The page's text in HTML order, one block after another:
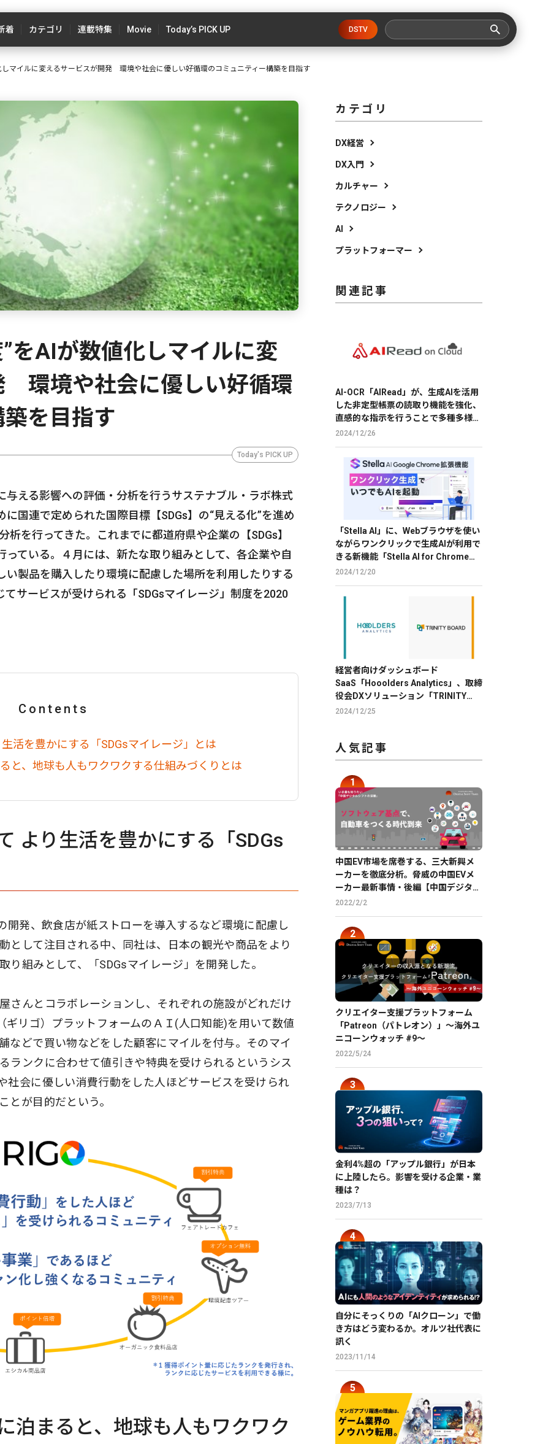
着 カテゴリ 連載特集 Movie Today’s PICK UP DSTV
しマイルに変えるサービスが開発 環境や社会に優しい好循環のコミュニティー構築を目指す
をAIが数値化しマイルに変
環境や社会に優しい好循環
を目指す
Today's PICK UP
える影響への評価・分析を行うサステナブル・ラボ株式
国連で定められた国際目標【SDGs】の“見える化”を進め
を行ってきた。これまでに都道府県や企業の【SDGs】
ている。４月には、新たな取り組みとして、各企業や自
製品を購入したり環境に配慮した場所を利用したりする
サービスが受けられる「SDGsマイレージ」制度を2020
Contents
活を豊かにする「SDGsマイレージ」とは
と、地球も人もワクワクする仕組みづくりとは
より生活を豊かにする「SDGs
開発、飲食店が紙ストローを導入するなど環境に配慮し
として注目される中、同社は、日本の観光や商品をより
組みとして、「SDGsマイレージ」を開発した。
さんとコラボレーションし、それぞれの施設がどれだけ
ギリゴ）プラットフォームのＡＩ(人口知能)を用いて数値
などで買い物などをした顧客にマイルを付与。そのマイ
ランクに合わせて値引きや特典を受けられるというシス
社会に優しい消費行動をした人ほどサービスを受けられ
とが目的だという。
泊まると、地球も人もワクワク
カテゴリ
DX経営
DX入門
カルチャー
テクノロジー
AI
プラットフォーマー
関連記事
AI-OCR「AIRead」が、生成AIを活用
した非定型帳票の読取り機能を強化、
直感的な指示を行うことで多種多様な
帳票の読取りを実現
2024/12/26
「Stella AI」に、Webブラウザを使い
ながらワンクリックで生成AIが利用で
きる新機能「Stella AI for Chrome」
のβ版を提供
2024/12/20
経営者向けダッシュボード
SaaS「Hooolders Analytics」、取締
役会DXソリューション「TRINITY
BOARD」に株価分析機能を提供
2024/12/25
人気記事
中国EV市場を席巻する、三大新興メ
ーカーを徹底分析。脅威の中国EVメ
ーカー最新事情・後編【中国デジタル
企業最前線】
2022/2/2
クリエイター支援プラットフォーム
「Patreon（パトレオン）」〜海外ユ
ニコーンウォッチ #9〜
2022/5/24
金利4%超の「アップル銀行」が日本
に上陸したら。影響を受ける企業・業
種は？
2023/7/13
自分にそっくりの「AIクローン」で働
き方はどう変わるか。オルツ社代表に
訊く
2023/11/14